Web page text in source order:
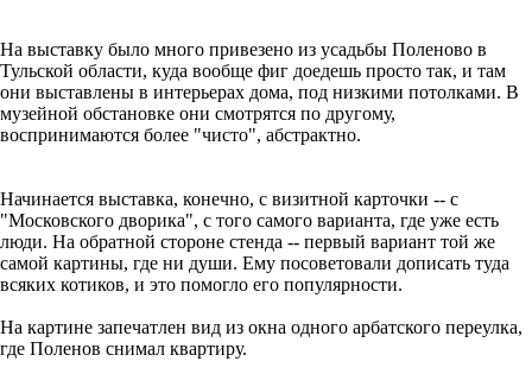
На выставку было много привезено из усадьбы Поленово в
Тульской области, куда вообще фиг доедешь просто так, и там
они выставлены в интерьерах дома, под низкими потолками. В
музейной обстановке они смотрятся по другому,
воспринимаются более "чисто", абстрактно.
Начинается выставка, конечно, с визитной карточки -- с
"Московского дворика", с того самого варианта, где уже есть
люди. На обратной стороне стенда -- первый вариант той же
самой картины, где ни души. Ему посоветовали дописать туда
всяких котиков, и это помогло его популярности.
На картине запечатлен вид из окна одного арбатского переулка,
где Поленов снимал квартиру.